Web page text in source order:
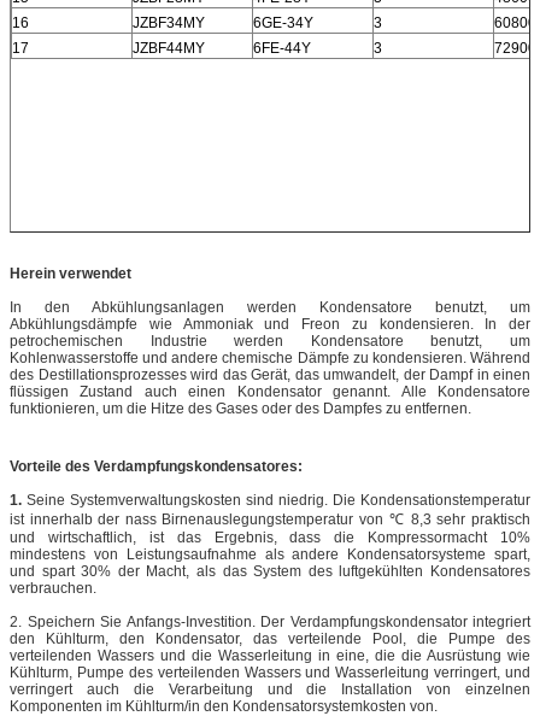
16
JZBF34MY 6GE-34Y 3
60800
17
JZBF44MY 6FE-44Y 3 72900
Herein verwendet
In den Abkühlungsanlagen werden Kondensatore benutzt, um
Abkühlungsdämpfe wie Ammoniak und Freon zu kondensieren. In der
petrochemischen Industrie werden Kondensatore benutzt, um
Kohlenwasserstoffe und andere chemische Dämpfe zu kondensieren. Während
des Destillationsprozesses wird das Gerät, das umwandelt, der Dampf in einen
flüssigen Zustand auch einen Kondensator genannt. Alle Kondensatore
funktionieren, um die Hitze des Gases oder des Dampfes zu entfernen.
Vorteile des Verdampfungskondensatores:
1. Seine Systemverwaltungskosten sind niedrig. Die Kondensationstemperatur
ist innerhalb der nass Birnenauslegungstemperatur von ℃ 8,3 sehr praktisch
und wirtschaftlich, ist das Ergebnis, dass die Kompressormacht 10%
mindestens von Leistungsaufnahme als andere Kondensatorsysteme spart,
und spart 30% der Macht, als das System des luftgekühlten Kondensatores
verbrauchen.
2. Speichern Sie Anfangs-Investition. Der Verdampfungskondensator integriert
den Kühlturm, den Kondensator, das verteilende Pool, die Pumpe des
verteilenden Wassers und die Wasserleitung in eine, die die Ausrüstung wie
Kühlturm, Pumpe des verteilenden Wassers und Wasserleitung verringert, und
verringert auch die Verarbeitung und die Installation von einzelnen
Komponenten im Kühlturm/in den Kondensatorsystemkosten von.